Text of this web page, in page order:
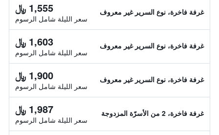
غرفة فاخرة، نوع السرير غير معروف 1,555 ﷼
سعر الليلة شامل الرسوم
غرفة فاخرة، نوع السرير غير معروف 1,603 ﷼
سعر الليلة شامل الرسوم
غرفة فاخرة، نوع السرير غير معروف 1,900 ﷼
سعر الليلة شامل الرسوم
غرفة فاخرة، 2 من الأسرّة المزدوجة 1,987 ﷼
سعر الليلة شامل الرسوم